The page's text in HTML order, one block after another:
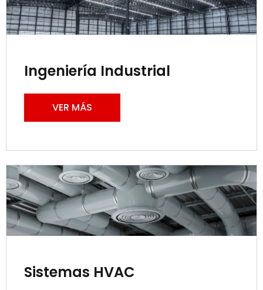
Ingeniería Industrial
VER MÁS
Sistemas HVAC